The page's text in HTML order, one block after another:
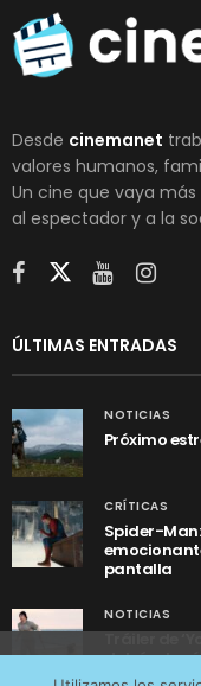
Desde cinemanet
valores humanos,
Un cine que vaya
al espectador y a la
ÚLTIMAS ENTRADAS
NOTICIAS
Próximo
CRÍTICAS
Spider-
pantalla
NOTICIAS
Tráiler de
detrás de